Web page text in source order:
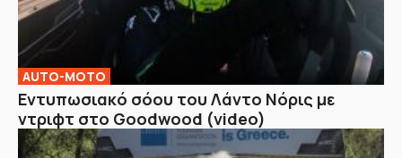
AUTO-MOTO
Εντυπωσιακό σόου του Λάντο Νόρις με
ντριφτ στο Goodwood (video)